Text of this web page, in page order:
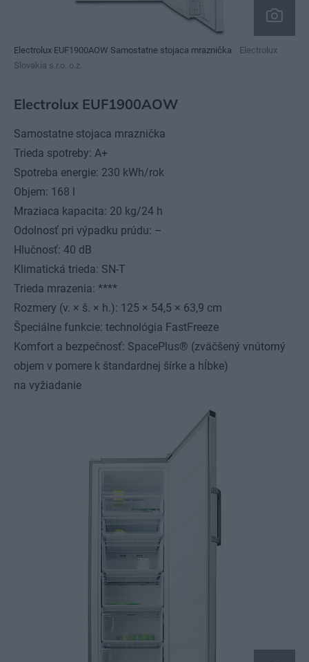
Electrolux EUF1900AOW Samostatne stojaca mraznička
Electrolux
Slovakia s.r.o. o.z.
Electrolux EUF1900AOW
Samostatne stojaca mraznička
Trieda spotreby: A+
Spotreba energie: 230 kWh/rok
Objem: 168 l
Mraziaca kapacita: 20 kg/24 h
Odolnosť pri výpadku prúdu: –
Hlučnosť: 40 dB
Klimatická trieda: SN-T
Trieda mrazenia: ****
Rozmery (v. × š. × h.): 125 × 54,5 × 63,9 cm
Špeciálne funkcie: technológia FastFreeze
Komfort a bezpečnosť: SpacePlus® (zväčšený vnútorný
objem v pomere k štandardnej šírke a hĺbke)
na vyžiadanie